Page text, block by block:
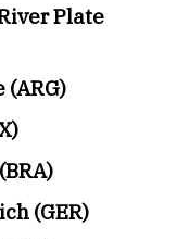
Plate
(ARG)
(GER)